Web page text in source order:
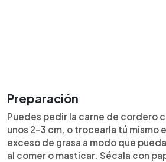
Preparación
Puedes pedir la carne de cordero
unos 2-3 cm, o trocearla tú mismo
exceso de grasa a modo que
al comer o masticar. Sécala con